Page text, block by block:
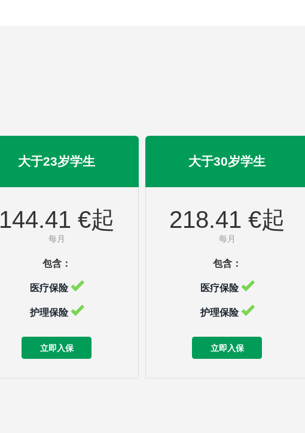
大于23岁学生
144.41 €起
每月
包含：
医疗保险
护理保险
立即入保
大于30岁学生
218.41 €起
每月
包含：
医疗保险
护理保险
立即入保